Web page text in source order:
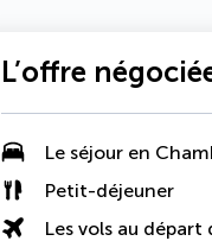
L’offre
Le séjour en
Petit-déjeuner
Les vols au